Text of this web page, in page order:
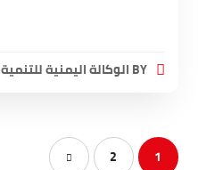
BYالوكالة اليمنية للتنمية
1
2